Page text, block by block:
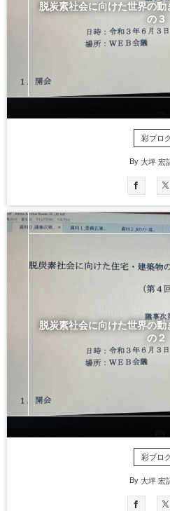
脱炭素社会に向けた世界の
の３
彩ブロ
By 大坪 宏
脱炭素社会に向けた世界の
の２
彩ブロ
By 大坪 宏